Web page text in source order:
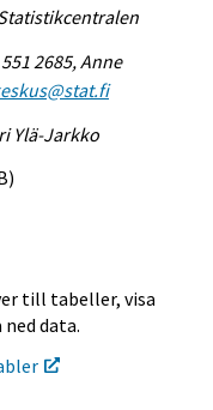
2685, Anne
Ylä-Jarkko
till tabeller, visa
data.